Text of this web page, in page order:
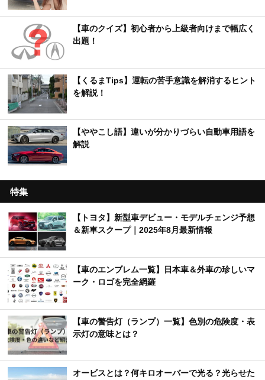
【車のクイズ】初心者から上級者向けまで幅広く
出題！
【くるまTips】運転の苦手意識を解消するヒント
を解説！
【ややこし語】違いが分かりづらい自動車用語を
解説
特集
【トヨタ】新型車デビュー・モデルチェンジ予想
＆新車スクープ｜2025年8月最新情報
【車のエンブレム一覧】日本車＆外車の珍しいマ
ーク・ロゴを完全網羅
【車の警告灯（ランプ）一覧】色別の危険度・表
示灯の意味とは？
オービスとは？何キロオーバーで光る？光らせた